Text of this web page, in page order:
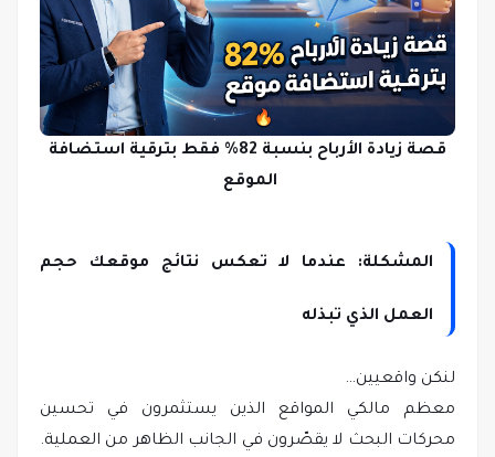
قصة زيادة الأرباح بنسبة 82% فقط بترقية استضافة
الموقع
المشكلة: عندما لا تعكس نتائج موقعك حجم
العمل الذي تبذله
لنكن واقعيين…
معظم مالكي المواقع الذين يستثمرون في تحسين
محركات البحث لا يقصّرون في الجانب الظاهر من العملية.